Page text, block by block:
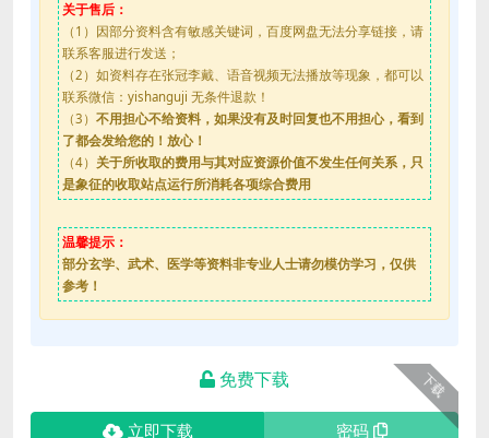
关于售后：
（1）因部分资料含有敏感关键词，百度网盘无法分享链接，请
联系客服进行发送；
（2）如资料存在张冠李戴、语音视频无法播放等现象，都可以
联系微信：yishanguji 无条件退款！
（3） 不用担心不给资料，如果没有及时回复也不用担心，看到
了都会发给您的！放心！
（4） 关于所收取的费用与其对应资源价值不发生任何关系，只
是象征的收取站点运行所消耗各项综合费用
温馨提示：
部分玄学、武术、医学等资料非专业人士请勿模仿学习，仅供
参考！
下载
免费下载
立即下载 密码